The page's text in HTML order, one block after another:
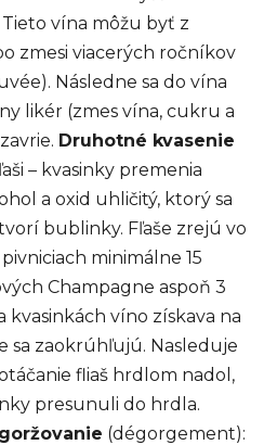
vína môžu byť z
zmesi viacerých ročníkov
Následne sa do vína
likér (zmes vína, cukru a
Druhotné kvasenie
– kvasinky premenia
a oxid uhličitý, ktorý sa
bublinky. Fľaše zrejú vo
minimálne 15
Champagne aspoň 3
kvasinkách víno získava na
sa zaokrúhľujú. Nasleduje
fliaš hrdlom nadol,
presunuli do hrdla.
(dégorgement):